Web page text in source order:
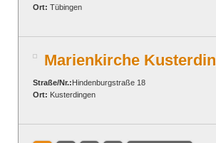
Ort: Tübingen
Marienkirche
Straße/Nr.:Hindenburgstraße 18
Ort: Kusterdingen